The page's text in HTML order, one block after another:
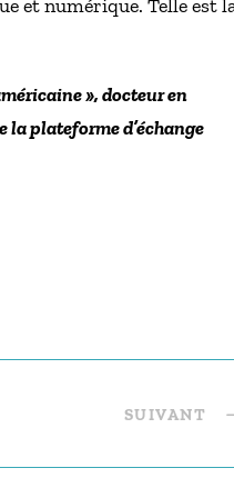
et numérique. Telle est
», docteur en
plateforme d’échange
SUIVANT